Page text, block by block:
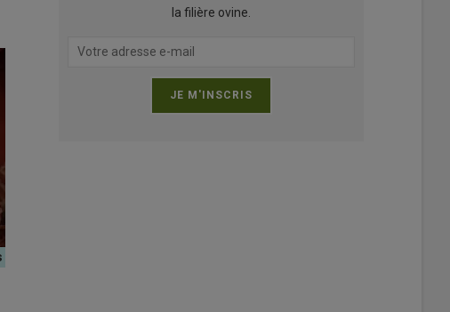
la filière ovine.